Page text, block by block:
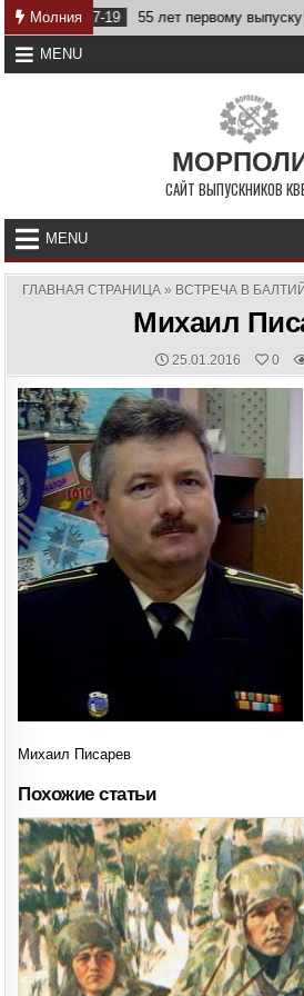
Skip
to
content
Молния
07-19 55 лет первому выпуску
MENU
САЙТ ВЫПУСКНИКОВ
MENU
ГЛАВНАЯ СТРАНИЦА » ВСТРЕЧА В
Михаил
PUBLISHED
DATE:
25.01.2016 0
Михаил Писарев
Похожие статьи
Posted
in